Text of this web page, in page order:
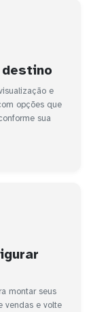
e
opções que
sua
montar seus
vendas e volte